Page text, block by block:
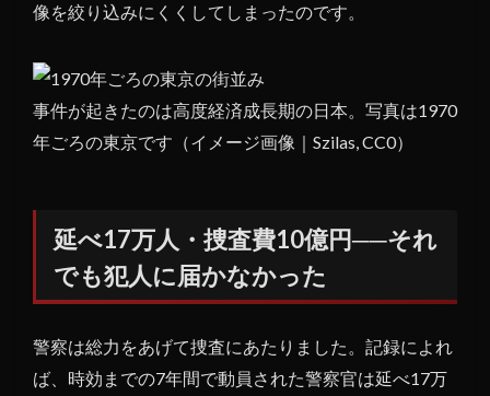
像を絞り込みにくくしてしまったのです。
事件が起きたのは高度経済成長期の日本。写真は1970
年ごろの東京です（イメージ画像｜Szilas, CC0）
延べ17万人・捜査費10億円──それ
でも犯人に届かなかった
警察は総力をあげて捜査にあたりました。記録によれ
ば、時効までの7年間で動員された警察官は延べ17万